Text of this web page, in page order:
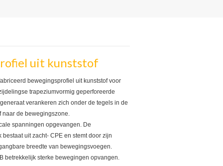
uit kunststof
bewegingsprofiel uit kunststof voor
trapeziumvormig geperforeerde
verankeren zich onder de tegels in de
de bewegingszone.
spanningen opgevangen. De
uit zacht- CPE en stemt door zijn
breedte van bewegingsvoegen.
betrekkelijk sterke bewegingen opvangen.